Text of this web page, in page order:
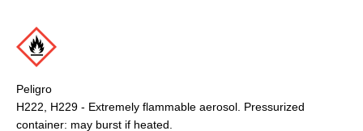
Peligro
H222, H229 - Extremely flammable aerosol. Pressurized
container: may burst if heated.